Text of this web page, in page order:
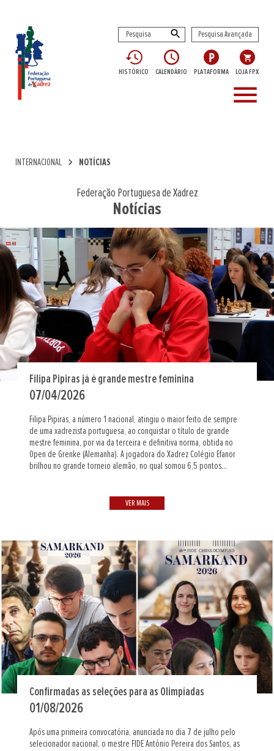
Pesquisa Avançada
HISTÓRICO CALENDÁRIO PLATAFORMA LOJA FPX
menu
INTERNACIONAL chevron_right NOTÍCIAS
Federação Portuguesa de Xadrez
Notícias
Filipa Pipiras já é grande mestre feminina
07/04/2026
Filipa Pipiras, a número 1 nacional, atingiu o maior feito de sempre
de uma xadrezista portuguesa, ao conquistar o título de grande
mestre feminina, por via da terceira e definitiva norma, obtida no
Open de Grenke (Alemanha). A jogadora do Xadrez Colégio Efanor
brilhou no grande torneio alemão, no qual somou 6,5 pontos...
VER MAIS
Confirmadas as seleções para as Olimpíadas
01/08/2026
Após uma primeira convocatória, anunciada no dia 7 de julho pelo
selecionador nacional, o mestre FIDE António Pereira dos Santos, as